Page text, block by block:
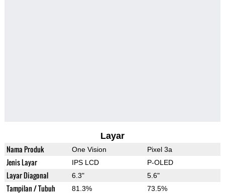
Layar
Nama Produk One Vision Pixel 3a
Jenis Layar IPS LCD P-OLED
Layar Diagonal 6.3" 5.6"
Tampilan / Tubuh 81.3% 73.5%